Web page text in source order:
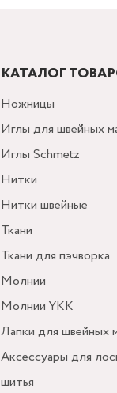
КАТАЛОГ
Ножницы
Иглы для швейных
Иглы Schmetz
Нитки
Нитки швейные
Ткани
Ткани для пэчворка
Молнии
Молнии YKK
Лапки для швейных
Аксессуары для
шитья